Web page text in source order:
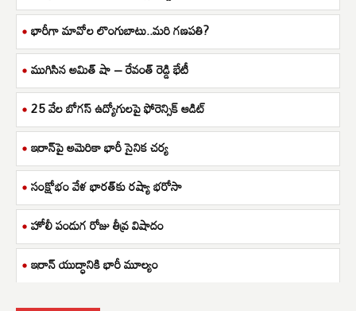
భారీగా మావోల లొంగుబాటు..మరి గణపతి?
ముగిసిన అమిత్ షా – రేవంత్ రెడ్డి భేటీ
25 వేల బోగస్ ఉద్యోగులపై ఫోరెన్సిక్ ఆడిట్
ఇరాన్‌పై అమెరికా భారీ సైనిక చర్య
సంక్షోభం వేళ భారత్‌కు రష్యా భరోసా
హోలీ పండుగ రోజు తీవ్ర విషాదం
ఇరాన్ యుద్ధానికి భారీ మూల్యం